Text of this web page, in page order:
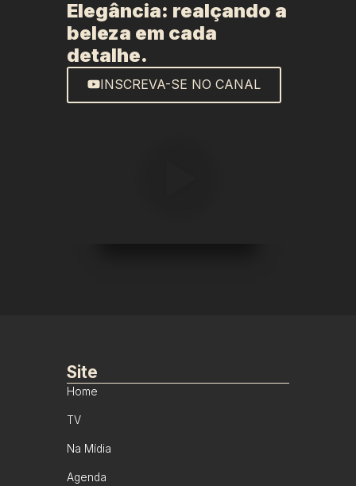
Elegância: realçando a
beleza em cada
detalhe.
INSCREVA-SE NO CANAL
Site
Home
TV
Na Mídia
Agenda